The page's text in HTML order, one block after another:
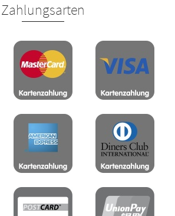
Zahlungsarten